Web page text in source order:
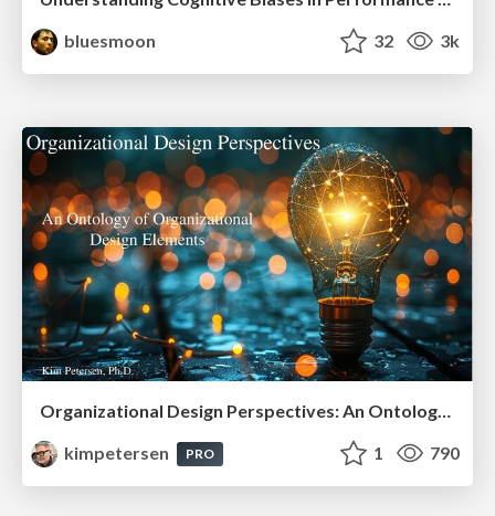
bluesmoon
32 3k
Organizational Design Perspectives: An Ontology of Organizational Design Elements
kimpetersen
PRO 1 790